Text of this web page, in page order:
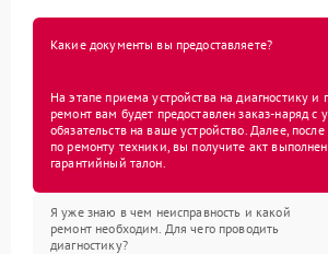
Какие документы вы предоставляете?
На этапе приема устройства на диагностику
ремонт вам будет предоставлен заказ-наряд с
обязательств на ваше устройство. Далее,
по ремонту техники, вы получите акт
гарантийный талон.
Я уже знаю в чем неисправность и какой
ремонт необходим. Для чего проводить
диагностику?